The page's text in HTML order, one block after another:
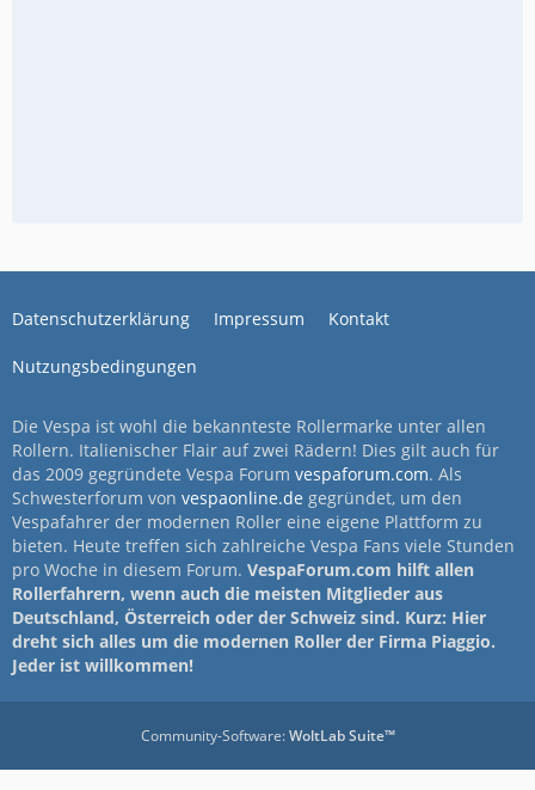
Datenschutzerklärung Impressum Kontakt
Nutzungsbedingungen
Die Vespa ist wohl die bekannteste Rollermarke unter allen
Rollern. Italienischer Flair auf zwei Rädern! Dies gilt auch für
das 2009 gegründete Vespa Forum vespaforum.com. Als
Schwesterforum von vespaonline.de gegründet, um den
Vespafahrer der modernen Roller eine eigene Plattform zu
bieten. Heute treffen sich zahlreiche Vespa Fans viele Stunden
pro Woche in diesem Forum. VespaForum.com hilft allen
Rollerfahrern, wenn auch die meisten Mitglieder aus
Deutschland, Österreich oder der Schweiz sind. Kurz: Hier
dreht sich alles um die modernen Roller der Firma Piaggio.
Jeder ist willkommen!
Community-Software:WoltLab Suite™